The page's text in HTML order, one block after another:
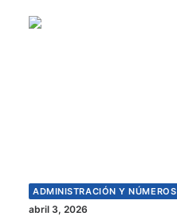
ADMINISTRACIÓN Y NÚMEROS
abril 3, 2026